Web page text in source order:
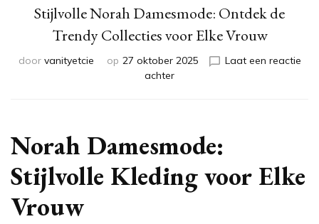
Stijlvolle Norah Damesmode: Ontdek de
Trendy Collecties voor Elke Vrouw
door vanityetcie op 27 oktober 2025
Laat een reactie
achterop
Ontdek
de
Collecties
voor
Norah Damesmode:
Stijlvolle Kleding voor Elke
Vrouw